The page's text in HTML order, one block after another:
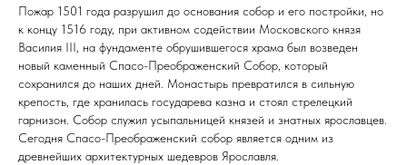
Пожар 1501 года разрушил до основания собор и его постройки, но
к концу 1516 году, при активном содействии Московского князя
Василия III, на фундаменте обрушившегося храма был возведен
новый каменный Спасо-Преображенский Собор, который
сохранился до наших дней. Монастырь превратился в сильную
крепость, где хранилась государева казна и стоял стрелецкий
гарнизон. Собор служил усыпальницей князей и знатных ярославцев.
Сегодня Спасо-Преображенский собор является одним из
древнейших архитектурных шедевров Ярославля.